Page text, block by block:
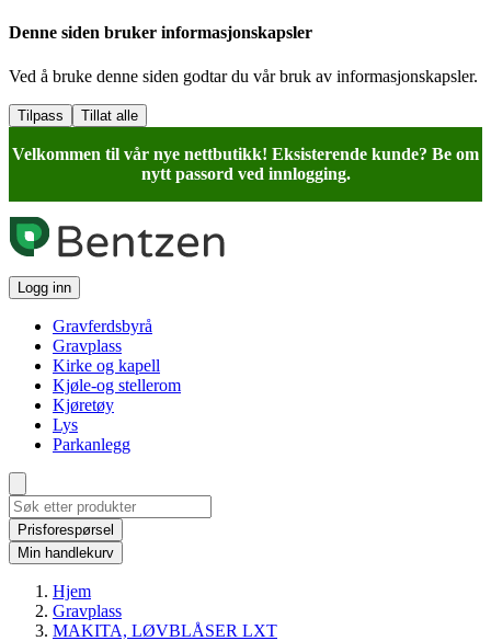
Denne siden bruker informasjonskapsler
Ved å bruke denne siden godtar du vår bruk av informasjonskapsler.
Tilpass Tillat alle
Velkommen til vår nye nettbutikk! Eksisterende kunde? Be om
nytt passord ved innlogging.
Logg inn
Gravferdsbyrå
Gravplass
Kirke og kapell
Kjøle-og stellerom
Kjøretøy
Lys
Parkanlegg
Prisforespørsel
Min handlekurv
Hjem
Gravplass
MAKITA, LØVBLÅSER LXT